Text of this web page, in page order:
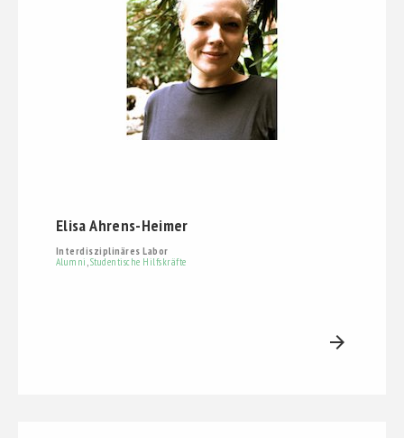
Elisa Ahrens-Heimer
Interdisziplinäres Labor
Alumni Studentische Hilfskräfte
arrow_forward